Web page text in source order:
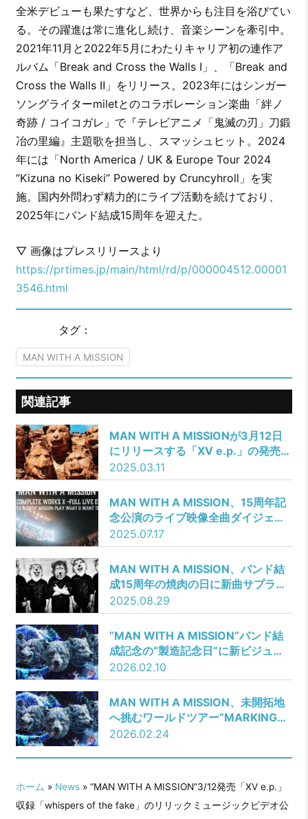
全米デビューも果たすなど、世界からも注目を浴びてい
る。その躍進は常に進化し続け、音楽シーンを牽引中。
2021年11月と2022年5月にわたりキャリア初の連作ア
ルバム「Break and Cross the Walls Ⅰ」、「Break and
Cross the Walls Ⅱ」をリリース。2023年にはシンガー
ソングライターmiletとのコラボレーション楽曲「絆ノ
奇跡 / コイコガレ」で『テレビアニメ「鬼滅の刃」刀鍛
冶の里編』主題歌を担当し、スマッシュヒット。2024
年には「North America / UK & Europe Tour 2024
“Kizuna no Kiseki” Powered by Cruncyhroll」を実
施。国内外問わず精力的にライブ活動を続けており、
2025年にバンド結成15周年を迎えた。
▽ 画像はプレスリリースより
https://prtimes.jp/main/html/rd/p/000004512.00001
3546.html
タグ：
MAN WITH A MISSION
関連記事
MAN WITH A MISSIONが3月12日
にリリースする「XV e.p.」の発売を
記念してオフィシャルSNSキャンペ
ーン「#マンウィズ見タヨ」を行うこ
とが決定した。
2025.03.11
MAN WITH A MISSION、15周年記
念公演のライブ映像全曲ダイジェス
トを公開！7月29日に行われる一夜
限りの映画館上映ではレプリカパス
ステッカーをプレゼント！！
2025.07.17
MAN WITH A MISSION、バンド結
成15周年の焼肉の日に新曲サプライ
ズ配信！「Against the Kings and
Gods」をゲリラリリース！！！
2025.08.29
“MAN WITH A MISSION”バンド結
成記念の“製造記念日”に新ビジュア
ル公開！
2026.02.10
MAN WITH A MISSION、未開拓地
へ挑むワールドツアー“MARKING
NEW GROUND”開催決定！
2026.02.24
ホーム » News» “MAN WITH A MISSION”3/12発売「XV e.p.」
収録「whispers of the fake」のリリックミュージックビデオ公